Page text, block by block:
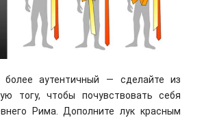
более аутентичный — сделайте из
тогу, чтобы почувствовать себя
Рима. Дополните лук красным